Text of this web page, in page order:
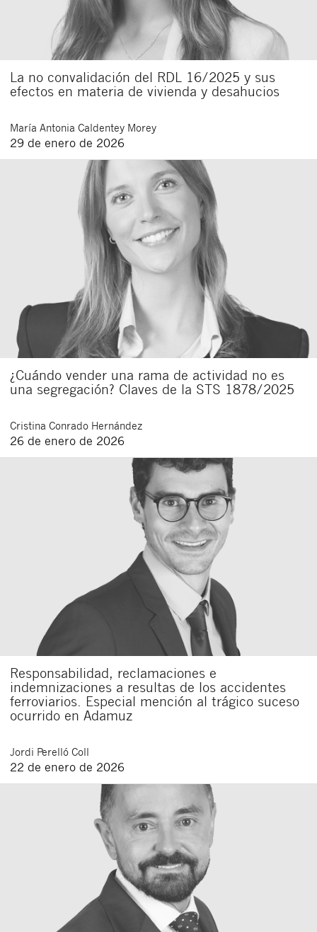
La no convalidación del RDL 16/2025 y sus
efectos en materia de vivienda y desahucios
María Antonia Caldentey Morey
29 de enero de 2026
¿Cuándo vender una rama de actividad no es
una segregación? Claves de la STS 1878/2025
Cristina Conrado Hernández
26 de enero de 2026
Responsabilidad, reclamaciones e
indemnizaciones a resultas de los accidentes
ferroviarios. Especial mención al trágico suceso
ocurrido en Adamuz
Jordi Perelló Coll
22 de enero de 2026